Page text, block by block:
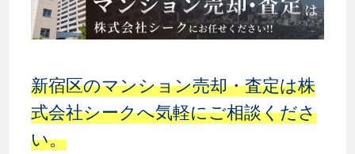
新宿区のマンション売却・査定は株
式会社シークへ気軽にご相談くださ
い。